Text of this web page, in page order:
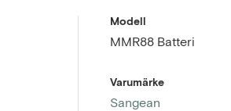
Modell
MMR88 Batteri
Varumärke
Sangean